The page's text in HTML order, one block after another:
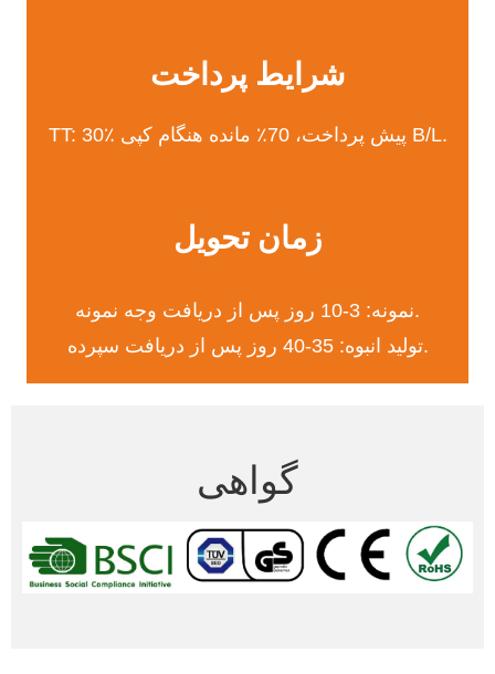
شرایط پرداخت
TT: 30٪ پیش پرداخت، 70٪ مانده هنگام کپی B/L.
زمان تحویل
نمونه: 3-10 روز پس از دریافت وجه نمونه.
تولید انبوه: 35-40 روز پس از دریافت سپرده.
گواهی